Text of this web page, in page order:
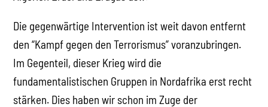
Die gegenwärtige Intervention ist weit davon entfernt
den “Kampf gegen den Terrorismus” voranzubringen.
Im Gegenteil, dieser Krieg wird die
fundamentalistischen Gruppen in Nordafrika erst recht
stärken. Dies haben wir schon im Zuge der